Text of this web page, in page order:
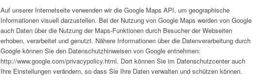
Auf unserer Internetseite verwenden wir die Google Maps API, um geographische
Informationen visuell darzustellen. Bei der Nutzung von Google Maps werden von Google
auch Daten über die Nutzung der Maps-Funktionen durch Besucher der Webseiten
erhoben, verarbeitet und genutzt. Nähere Informationen über die Datenverarbeitung durch
Google können Sie den Datenschutzhinweisen von Google entnehmen:
http://www.google.com/privacypolicy.html. Dort können Sie im Datenschutzcenter auch
Ihre Einstellungen verändern, so dass Sie Ihre Daten verwalten und schützen können.